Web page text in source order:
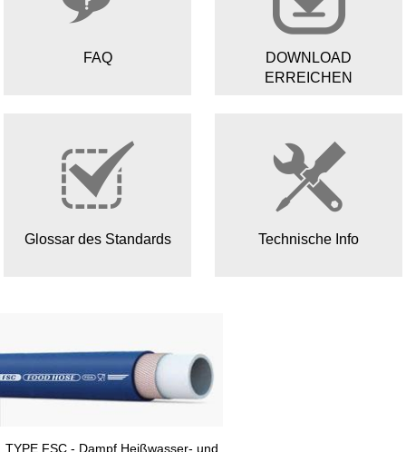
FAQ
DOWNLOAD
ERREICHEN
Glossar des Standards Technische Info
TYPE FSC - Dampf Heißwasser- und